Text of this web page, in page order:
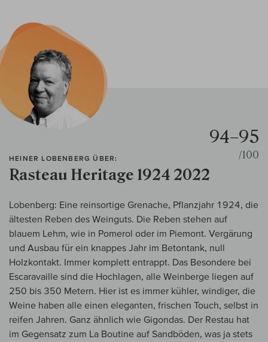
HEINER LOBENBERG ÜBER:
Rasteau Heritage 1924 2022
94–95
/100
Lobenberg: Eine reinsortige Grenache, Pflanzjahr 1924, die
ältesten Reben des Weinguts. Die Reben stehen auf
blauem Lehm, wie in Pomerol oder im Piemont. Vergärung
und Ausbau für ein knappes Jahr im Betontank, null
Holzkontakt. Immer komplett entrappt. Das Besondere bei
Escaravaille sind die Hochlagen, alle Weinberge liegen auf
250 bis 350 Metern. Hier ist es immer kühler, windiger, die
Weine haben alle einen eleganten, frischen Touch, selbst in
reifen Jahren. Ganz ähnlich wie Gigondas. Der Restau hat
im Gegensatz zum La Boutine auf Sandböden, was ja stets